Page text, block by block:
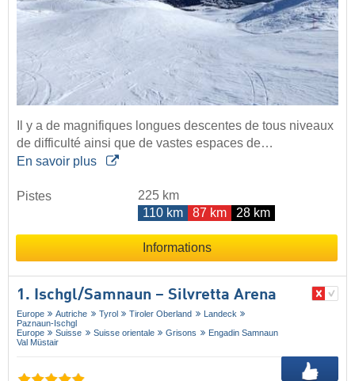
Il y a de magnifiques longues descentes de tous niveaux
de difficulté ainsi que de vastes espaces de…
En savoir plus
Pistes
225 km
110 km
87 km 28 km
Informations
1. Ischgl/​Samnaun – Silvretta Arena
Europe Autriche Tyrol Tiroler Oberland
Landeck
Paznaun-Ischgl
Europe
Suisse Suisse orientale Grisons
Engadin Samnaun
Val Müstair